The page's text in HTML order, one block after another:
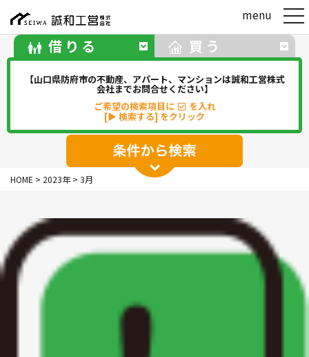
借りる 買う
【山口県防府市の不動産、アパート、マンションは誠和工営株式
会社までお問合せください】
ご希望の検索項目に
を入れ
[▶ 検索する] をクリック
アパート マンション
一戸建て
駐車場
華浦
新田
HOME > 2023年> 3月
menu t
o
g
l
i
g